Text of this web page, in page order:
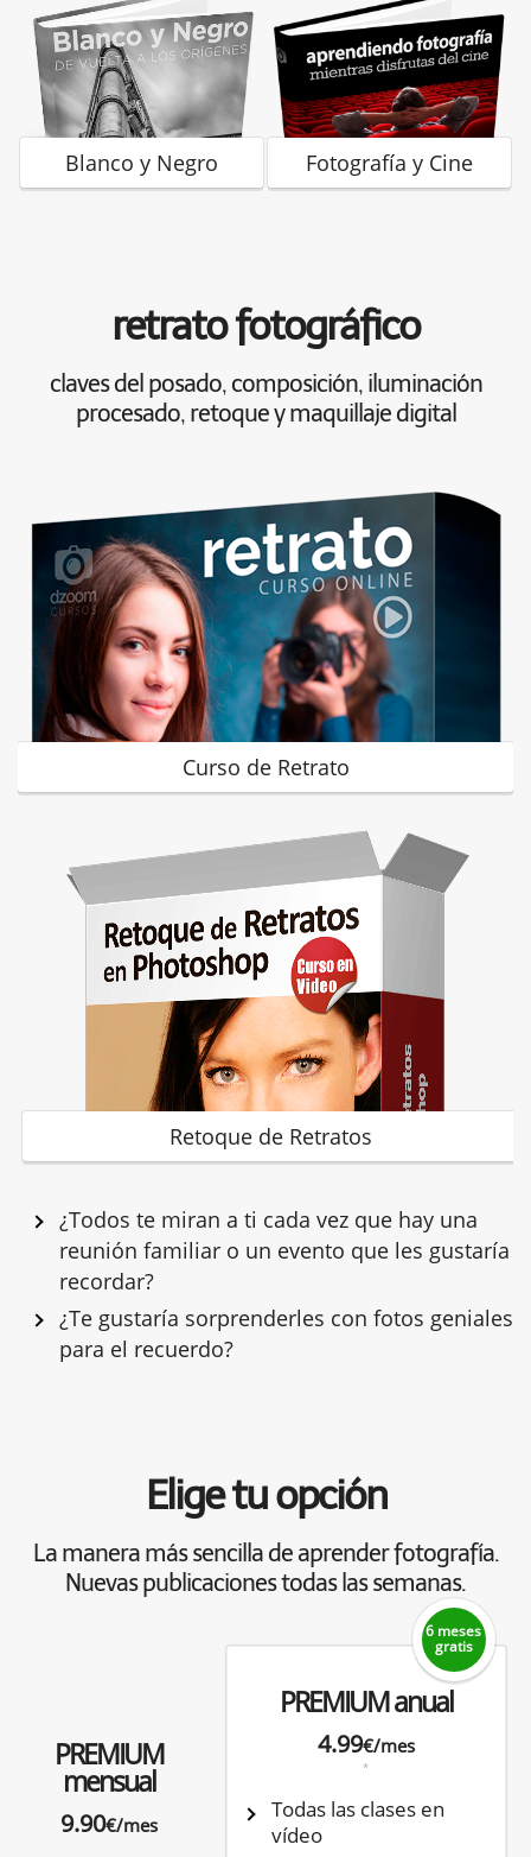
Blanco y Negro Fotografía y Cine
retrato fotográfico
claves del posado, composición, iluminación
procesado, retoque y maquillaje digital
Curso de Retrato
Retoque de Retratos
¿Todos te miran a ti cada vez que hay una
reunión familiar o un evento que les gustaría
recordar?
¿Te gustaría sorprenderles con fotos geniales
para el recuerdo?
Elige tu opción
La manera más sencilla de aprender fotografía.
Nuevas publicaciones todas las semanas.
PREMIUM
mensual
9.90€/mes
6 meses
gratis
PREMIUM anual
4.99€/mes
*
Todas las clases en
vídeo